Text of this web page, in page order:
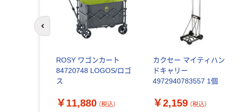
ROSY ワゴンカート
84720748 LOGOS/ロゴ
ス
￥11,880 （税込）
カクセー マイティハン
ドキャリー
4972940783557 1個
￥2,159 （税込）
前のスライドへ